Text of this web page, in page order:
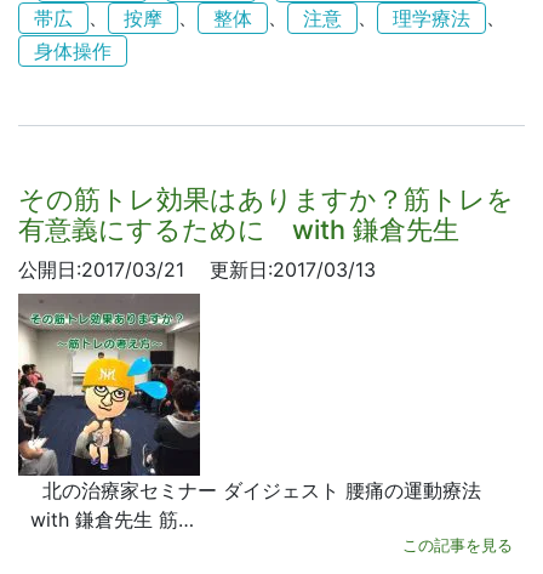
帯広
按摩 整体 注意 理学療法
身体操作
その筋トレ効果はありますか？筋トレを
有意義にするために with 鎌倉先生
公開日:2017/03/21 更新日:2017/03/13
北の治療家セミナー ダイジェスト 腰痛の運動療法
with 鎌倉先生 筋…
この記事を見る